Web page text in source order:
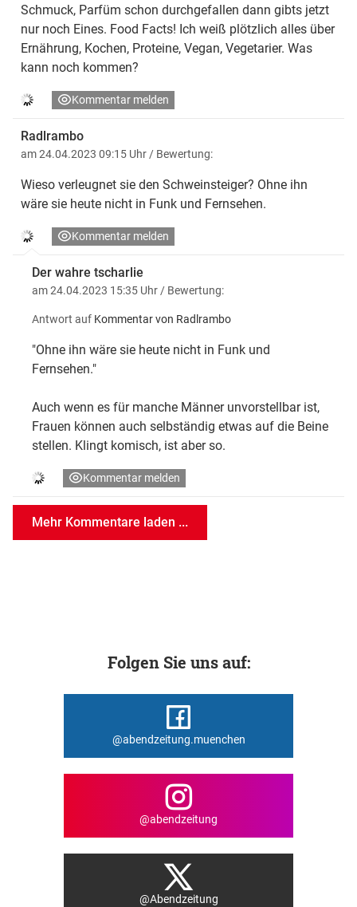
Schmuck, Parfüm schon durchgefallen dann gibts jetzt
nur noch Eines. Food Facts! Ich weiß plötzlich alles über
Ernährung, Kochen, Proteine, Vegan, Vegetarier. Was
kann noch kommen?
Kommentar melden
Radlrambo
am 24.04.2023 09:15 Uhr / Bewertung:
Wieso verleugnet sie den Schweinsteiger? Ohne ihn
wäre sie heute nicht in Funk und Fernsehen.
Kommentar melden
Der wahre tscharlie
am 24.04.2023 15:35 Uhr / Bewertung:
Antwort auf Kommentar von Radlrambo
"Ohne ihn wäre sie heute nicht in Funk und
Fernsehen."
Auch wenn es für manche Männer unvorstellbar ist,
Frauen können auch selbständig etwas auf die Beine
stellen. Klingt komisch, ist aber so.
Kommentar melden
Mehr Kommentare laden ...
Folgen Sie uns auf:
@abendzeitung.muenchen
@abendzeitung
@Abendzeitung